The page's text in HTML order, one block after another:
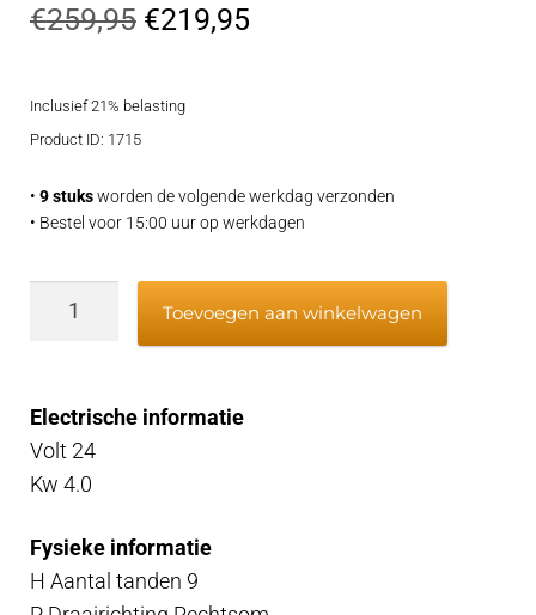
€259,95 Oorspronkelijke
was:
€219,95Huidige
Inclusief 21% belasting
Product ID: 1715
• 9 stuksworden de volgende werkdag verzonden
• Bestel voor 15:00 uur op werkdagen
D5,
D7,
D6,
222222006,
Toevoegen aan winkelwagen
Electrische informatie
Volt 24
Kw 4.0
Fysieke informatie
H Aantal tanden 9